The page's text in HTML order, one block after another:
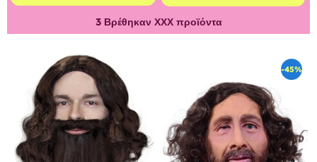
3Βρέθηκαν ΧΧΧ προϊόντα
-45%